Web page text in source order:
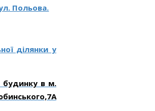
Польова.
ділянки у
будинку в м.